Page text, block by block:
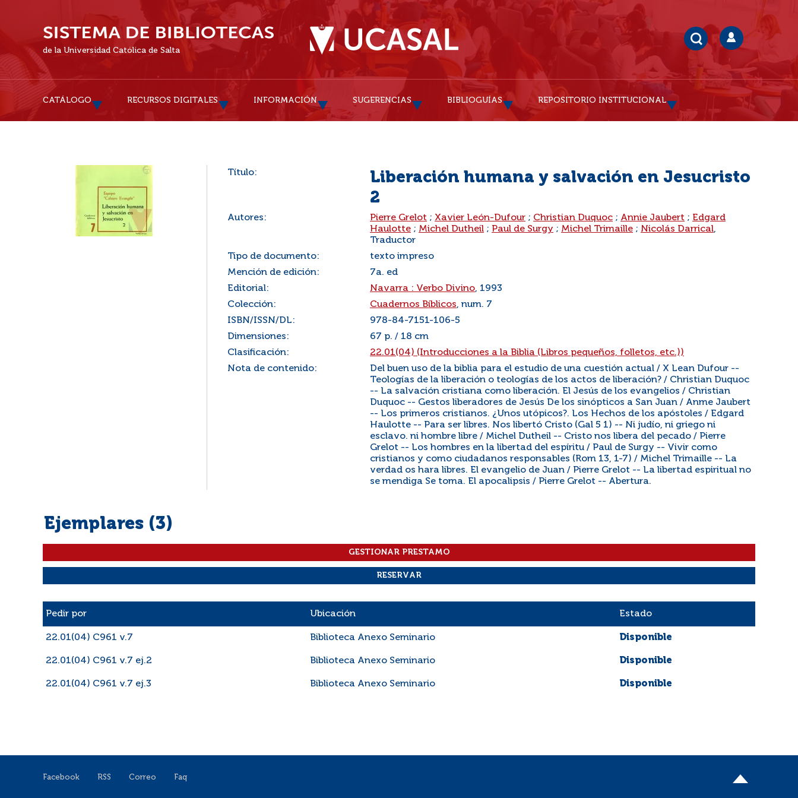
de la Universidad Católica de Salta
CATÁLOGO RECURSOS DIGITALES INFORMACIÓN SUGERENCIAS BIBLIOGUÍAS REPOSITORIO INSTITUCIONAL
Título:
Liberación humana y salvación en Jesucristo
2
Autores: Pierre Grelot ; Xavier León-Dufour ; Christian Duquoc ; Annie Jaubert ; Edgard
Haulotte ; Michel Dutheil ; Paul de Surgy ; Michel Trimaille ; Nicolás Darrical,
Traductor
Tipo de documento:
texto impreso
Mención de edición:
7a. ed
Editorial:
Navarra : Verbo Divino, 1993
Colección:
Cuadernos Bíblicos, num. 7
ISBN/ISSN/DL:
978-84-7151-106-5
Dimensiones:
67 p. / 18 cm
Clasificación:
22.01(04) (Introducciones a la Biblia (Libros pequeños, folletos, etc.))
Nota de contenido:
Del buen uso de la biblia para el estudio de una cuestión actual / X Lean Dufour --
Teologías de la liberación o teologías de los actos de liberación? / Christian Duquoc
-- La salvación cristiana como liberación. El Jesús de los evangelios / Christian
Duquoc -- Gestos liberadores de Jesús De los sinópticos a San Juan / Anme Jaubert
-- Los primeros cristianos. ¿Unos utópicos?. Los Hechos de los apóstoles / Edgard
Haulotte -- Para ser libres. Nos libertó Cristo (Gal 5 1) -- Ni judío, ni griego ni
esclavo. ni hombre libre / Michel Dutheil -- Cristo nos libera del pecado / Pierre
Grelot -- Los hombres en la libertad del espíritu / Paul de Surgy -- Vivir como
cristianos y como ciudadanos responsables (Rom 13, 1-7) / Michel Trimaille -- La
verdad os hara libres. El evangelio de Juan / Pierre Grelot -- La libertad espiritual no
se mendiga Se toma. El apocalipsis / Pierre Grelot -- Abertura.
Ejemplares (3)
Pedir por Ubicación Estado
22.01(04) C961 v.7 Biblioteca Anexo Seminario Disponible
22.01(04) C961 v.7 ej.2 Biblioteca Anexo Seminario Disponible
22.01(04) C961 v.7 ej.3 Biblioteca Anexo Seminario Disponible
Facebook RSS Correo Faq